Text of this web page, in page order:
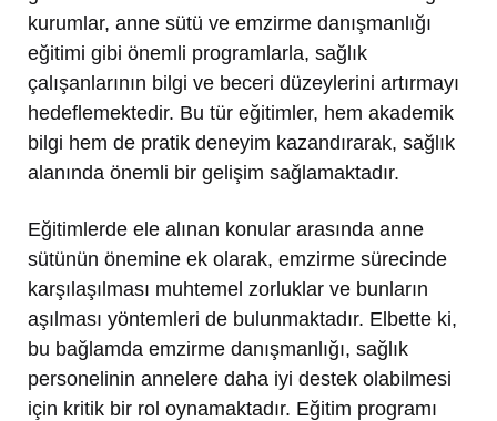
kurumlar, anne sütü ve emzirme danışmanlığı
eğitimi gibi önemli programlarla, sağlık
çalışanlarının bilgi ve beceri düzeylerini artırmayı
hedeflemektedir. Bu tür eğitimler, hem akademik
bilgi hem de pratik deneyim kazandırarak, sağlık
alanında önemli bir gelişim sağlamaktadır.
Eğitimlerde ele alınan konular arasında anne
sütünün önemine ek olarak, emzirme sürecinde
karşılaşılması muhtemel zorluklar ve bunların
aşılması yöntemleri de bulunmaktadır. Elbette ki,
bu bağlamda emzirme danışmanlığı, sağlık
personelinin annelere daha iyi destek olabilmesi
için kritik bir rol oynamaktadır. Eğitim programı